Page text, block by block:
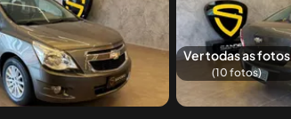
Ver todas as fotos
(10 fotos)